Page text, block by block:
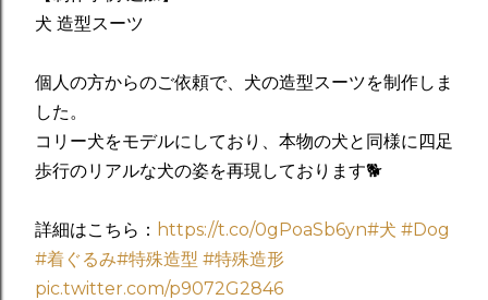
犬 造型スーツ
個人の方からのご依頼で、犬の造型スーツを制作しま
した。
コリー犬をモデルにしており、本物の犬と同様に四足
歩行のリアルな犬の姿を再現しております🐕
詳細はこちら： https://t.co/0gPoaSb6yn#犬 #Dog
#着ぐるみ#特殊造型 #特殊造形
pic.twitter.com/p9072G2846